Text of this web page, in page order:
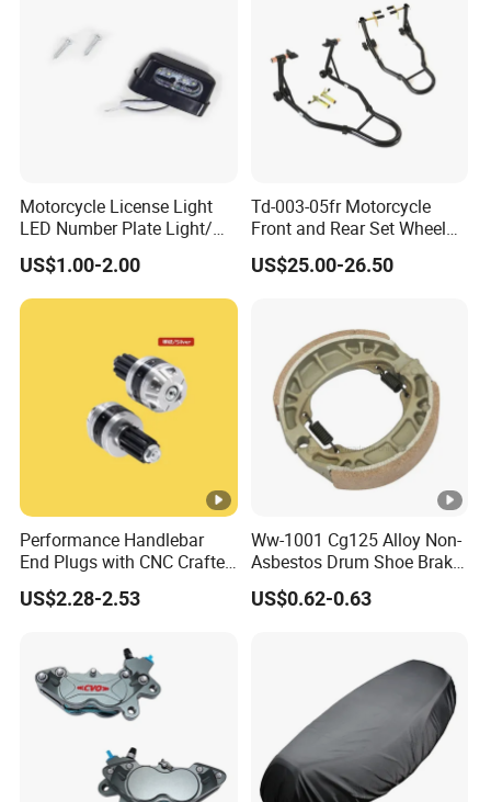
Motorcycle License Light
LED Number Plate Light/
Licences Lamps
US$1.00-2.00
Td-003-05fr Motorcycle
Front and Rear Set Wheel
Paddock Lift and Repair
Stand
US$25.00-26.50
Performance Handlebar
End Plugs with CNC Crafted
Structural Integrity,
Motorcycle
US$2.28-2.53
Ww-1001 Cg125 Alloy Non-
Asbestos Drum Shoe Brake
Motorcycle Parts
US$0.62-0.63